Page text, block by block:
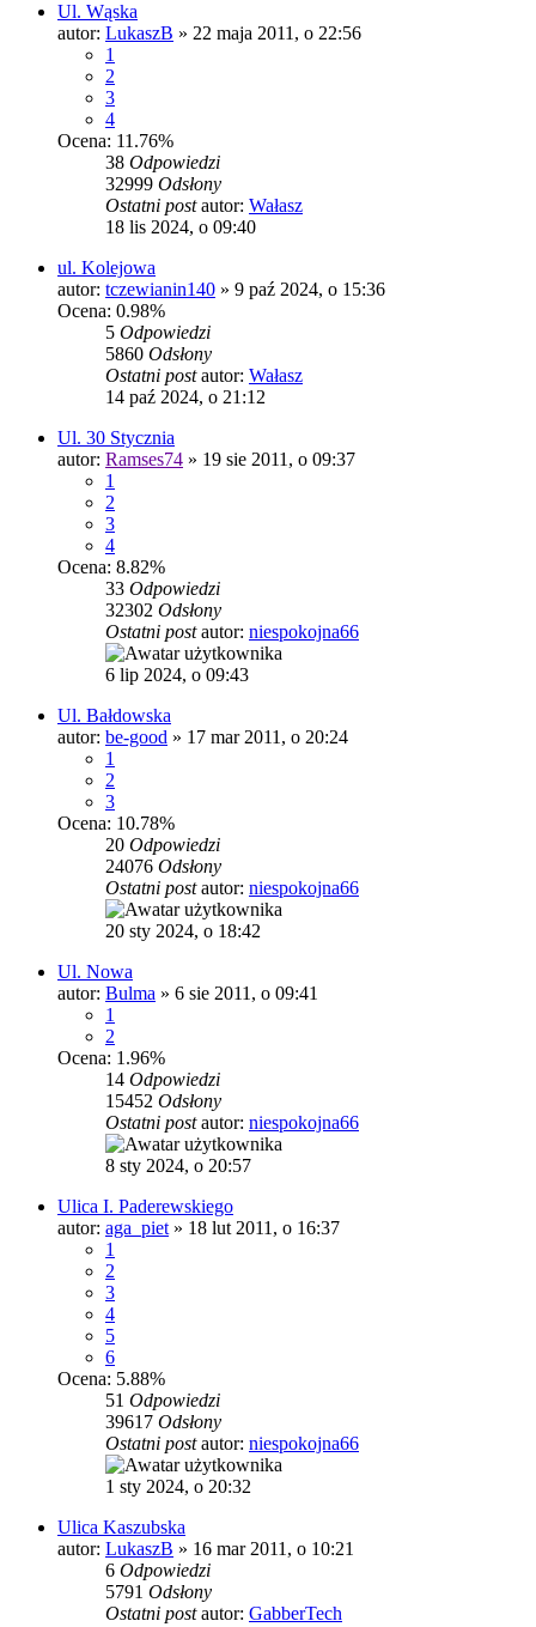
Ul. Wąska
autor: LukaszB » 22 maja 2011, o 22:56
1
2
3
4
Ocena: 11.76%
38 Odpowiedzi
32999 Odsłony
Ostatni postautor: Wałasz
18 lis 2024, o 09:40
ul. Kolejowa
autor: tczewianin140 » 9 paź 2024, o 15:36
Ocena: 0.98%
5 Odpowiedzi
5860 Odsłony
Ostatni postautor: Wałasz
14 paź 2024, o 21:12
Ul. 30 Stycznia
autor: Ramses74 » 19 sie 2011, o 09:37
1
2
3
4
Ocena: 8.82%
33 Odpowiedzi
32302 Odsłony
Ostatni postautor: niespokojna66
6 lip 2024, o 09:43
Ul. Bałdowska
autor: be-good » 17 mar 2011, o 20:24
1
2
3
Ocena: 10.78%
20 Odpowiedzi
24076 Odsłony
Ostatni postautor: niespokojna66
20 sty 2024, o 18:42
Ul. Nowa
autor: Bulma » 6 sie 2011, o 09:41
1
2
Ocena: 1.96%
14 Odpowiedzi
15452 Odsłony
Ostatni postautor: niespokojna66
8 sty 2024, o 20:57
Ulica I. Paderewskiego
autor: aga_piet » 18 lut 2011, o 16:37
1
2
3
4
5
6
Ocena: 5.88%
51 Odpowiedzi
39617 Odsłony
Ostatni postautor: niespokojna66
1 sty 2024, o 20:32
Ulica Kaszubska
autor: LukaszB » 16 mar 2011, o 10:21
6 Odpowiedzi
5791 Odsłony
Ostatni postautor: GabberTech